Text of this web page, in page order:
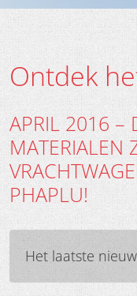
Ontdek
APRIL 2016 –
MATERIALEN
PHAPLU!
Het laatste